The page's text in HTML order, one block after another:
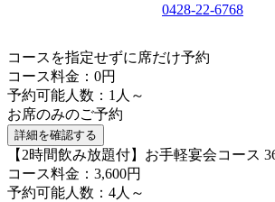
0428-22-6768
コースを指定せずに席だけ予約
コース料金：0円
予約可能人数：1人～
お席のみのご予約
詳細を確認する
【2時間飲み放題付】お手軽宴会コース
コース料金：3,600円
予約可能人数：4人～